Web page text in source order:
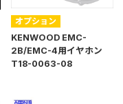
オプション
KENWOOD EMC-
2B/EMC-4用イヤホン
T18-0063-08